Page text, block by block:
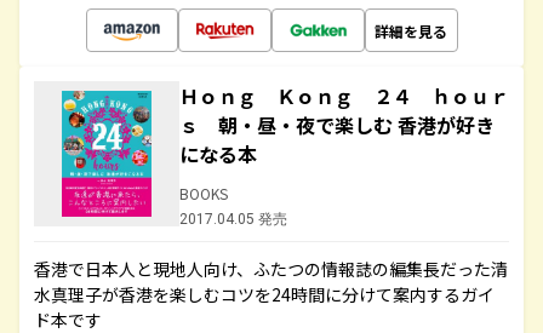
詳細を見る
Ｈｏｎｇ Ｋｏｎｇ ２４ ｈｏｕｒ
ｓ 朝・昼・夜で楽しむ 香港が好き
になる本
BOOKS
2017.04.05 発売
香港で日本人と現地人向け、ふたつの情報誌の編集長だった清
水真理子が香港を楽しむコツを24時間に分けて案内するガイ
ド本です